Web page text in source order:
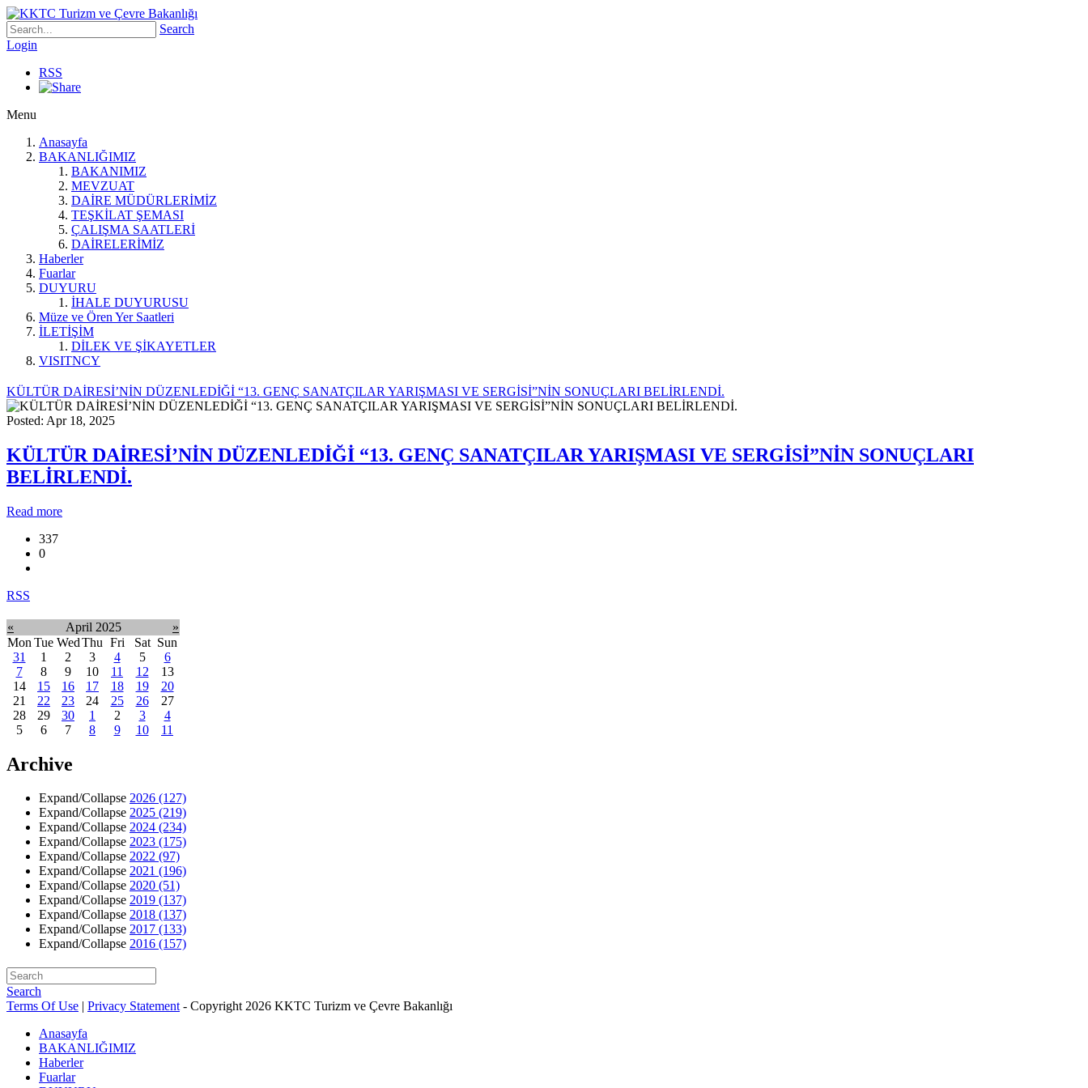
Search
Login
RSS
Menu
Anasayfa
BAKANLIĞIMIZ
BAKANIMIZ
MEVZUAT
DAİRE MÜDÜRLERİMİZ
TEŞKİLAT ŞEMASI
ÇALIŞMA SAATLERİ
DAİRELERİMİZ
Haberler
Fuarlar
DUYURU
İHALE DUYURUSU
Müze ve Ören Yer Saatleri
İLETİŞİM
DİLEK VE ŞİKAYETLER
VISITNCY
KÜLTÜR DAİRESİ’NİN DÜZENLEDİĞİ “13. GENÇ SANATÇILAR YARIŞMASI VE SERGİSİ”NİN SONUÇLARI BELİRLENDİ.
Posted: Apr 18, 2025
KÜLTÜR DAİRESİ’NİN DÜZENLEDİĞİ “13. GENÇ SANATÇILAR YARIŞMASI VE SERGİSİ”NİN SONUÇLARI
BELİRLENDİ.
Read more
337
0
RSS
« April 2025
»
Mon Tue WedThu Fri Sat Sun
31
1 2 3 4 5
6
7
8 9 10 11 12
13
14
15 16 17 18 19
20
21
22 23 24 25 26
27
28
29 30 1 2 3
4
5
6 7 8 9 10 11
Archive
Expand/Collapse 2026 (127)
Expand/Collapse 2025 (219)
Expand/Collapse 2024 (234)
Expand/Collapse 2023 (175)
Expand/Collapse 2022 (97)
Expand/Collapse 2021 (196)
Expand/Collapse 2020 (51)
Expand/Collapse 2019 (137)
Expand/Collapse 2018 (137)
Expand/Collapse 2017 (133)
Expand/Collapse 2016 (157)
Search
Terms Of Use | Privacy Statement - Copyright 2026 KKTC Turizm ve Çevre Bakanlığı
Anasayfa
BAKANLIĞIMIZ
Haberler
Fuarlar